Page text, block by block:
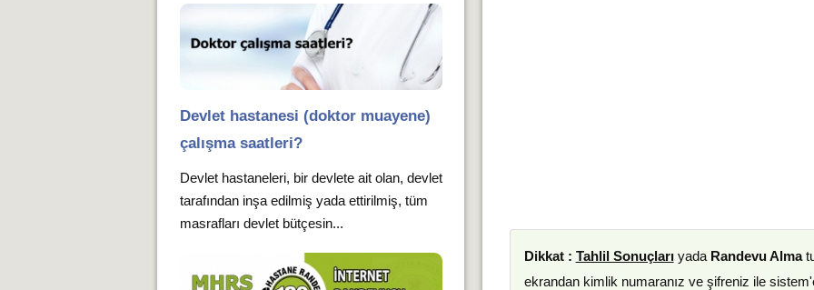
Dikkat : Tahlil Sonuçlarıyada Randevu Alma
ekrandan kimlik numaranız ve şifreniz ile
Devlet hastanesi (doktor muayene)
çalışma saatleri?
Devlet hastaneleri, bir devlete ait olan, devlet
tarafından inşa edilmiş yada ettirilmiş, tüm
masrafları devlet bütçesin...